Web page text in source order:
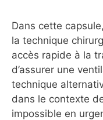
Dans cette
la technique
accès rapide à la
d’assurer une
technique
dans le contexte
impossible en